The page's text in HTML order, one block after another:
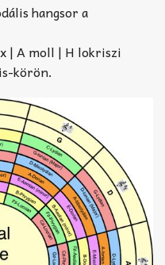
hangsor a
| A moll | H lokriszi
körön.